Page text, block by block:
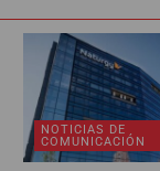
NOTICIAS DE
COMUNICACIÓN